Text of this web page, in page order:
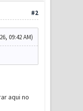
#2
09:42 AM)
aqui no